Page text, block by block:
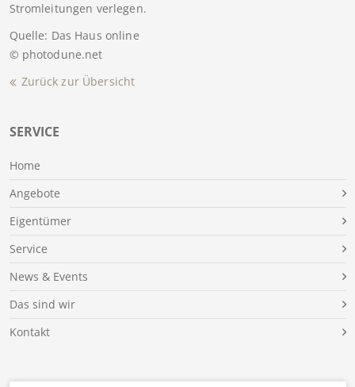
SERVICE
Home
Angebote
Eigentümer
Service
News & Events
Das sind wir
Kontakt
Stromleitungen verlegen.
Quelle: Das Haus online
© photodune.net
Zurück zur Übersicht